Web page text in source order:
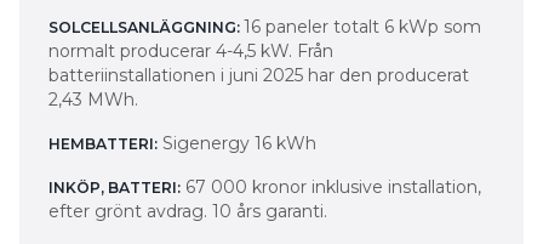
SOLCELLSANLÄGGNING: 16 paneler totalt 6 kWp som
normalt producerar 4-4,5 kW. Från
batteriinstallationen i juni 2025 har den producerat
2,43 MWh.
HEMBATTERI: Sigenergy 16 kWh
INKÖP, BATTERI: 67 000 kronor inklusive installation,
efter grönt avdrag. 10 års garanti.